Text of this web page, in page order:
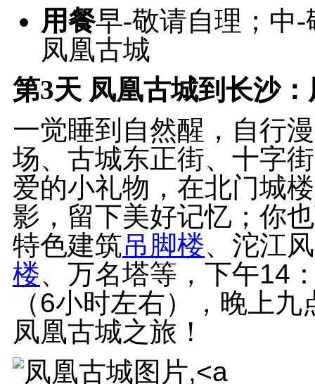
用餐早-敬请自理；中
凤凰古城
第3天 凤凰古城到长沙
一觉睡到自然醒，自行
场、古城东正街、十字
爱的小礼物，在北门城
影，留下美好记忆；你
特色建筑吊脚楼、沱江
楼、万名塔等，下午14
（6小时左右），晚上
凤凰古城之旅！